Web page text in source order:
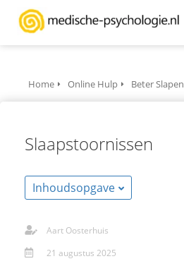
Home Online Hulp Beter Slapen
Slaapstoornissen
Inhoudsopgave
Aart Oosterhuis
21 augustus 2025